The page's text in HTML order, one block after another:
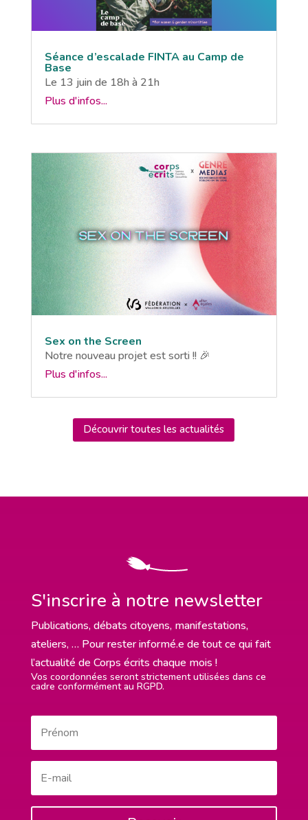
Séance d’escalade FINTA au Camp de
Base
Le 13 juin de 18h à 21h
Plus d'infos...
Sex on the Screen
Notre nouveau projet est sorti !! 🎉
Plus d'infos...
Découvrir toutes les actualités
S'inscrire à notre newsletter
Publications, débats citoyens, manifestations,
ateliers, … Pour rester informé.e de tout ce qui fait
l’actualité de Corps écrits chaque mois !
Vos coordonnées seront strictement utilisées dans ce
cadre conformément au RGPD.